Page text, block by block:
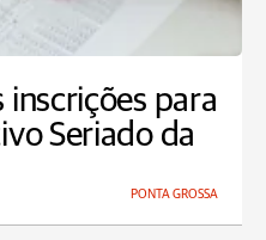
inscrições para
Seriado da
PONTA GROSSA